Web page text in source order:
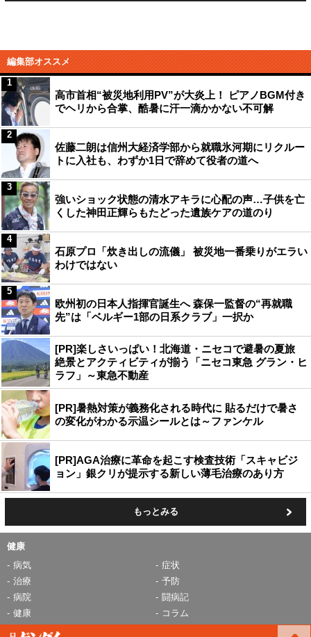
編集部オススメ
高市首相“被災地利用PV”が大炎上！ ピアノBGM付き
でヘリから合掌、酷暑に汗一滴かかない不可解
1
佐藤二朗は信州大経済学部から就職氷河期にリクルー
トに入社も、わずか1日で辞めて役者の道へ
2
強いショック状態の清水アキラに心配の声…子供を亡
くした神田正輝らもたどった遺族ケアの道のり
3
石原プロ「炊き出しの流儀」 被災地一番乗りがエラい
わけではない
4
欧州初の日本人指揮官誕生へ 森保一監督の“再就職
先”は「ベルギー1部の日系クラブ」一択か
5
[PR]楽しさいっぱい！北海道・ニセコで避暑の夏旅
絶景とアクティビティが揃う「ニセコ東急 グラン・ヒ
ラフ」～東急不動産
[PR]暑熱対策が義務化される時代に 貼るだけで暑さ
の変化がわかる示温シールとは～ファンケル
[PR]AGA治療に革命を起こす検査技術「スキャビジ
ョン」銀クリが提示する新しい薄毛治療のあり方
もっとみる
健康
病気
症状
治療
予防
病院
闘病記
健康
コラム